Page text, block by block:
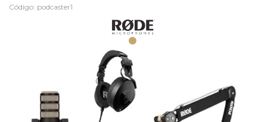
Código: podcaster1